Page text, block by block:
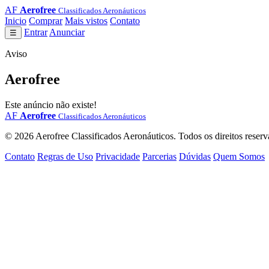
AF Aerofree Classificados Aeronáuticos
Inicio Comprar Mais vistos Contato
☰ Entrar Anunciar
Aviso
Aerofree
Este anúncio não existe!
AF Aerofree Classificados Aeronáuticos
© 2026 Aerofree Classificados Aeronáuticos. Todos os direitos
Contato Regras de Uso Privacidade Parcerias Dúvidas Quem Somos